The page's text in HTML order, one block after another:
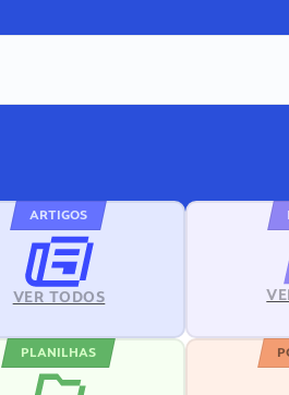
ARTIGOS
VER TODOS
PLANILHAS